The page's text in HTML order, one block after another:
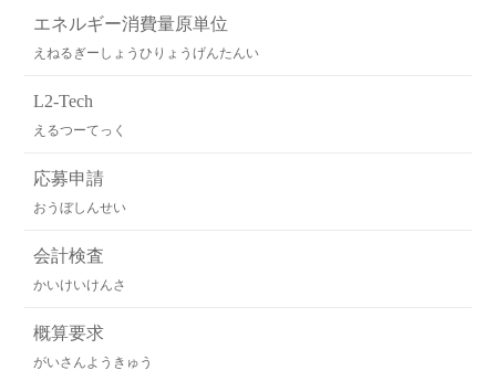
エネルギー消費量原単位
えねるぎーしょうひりょうげんたんい
L2-Tech
えるつーてっく
応募申請
おうぼしんせい
会計検査
かいけいけんさ
概算要求
がいさんようきゅう